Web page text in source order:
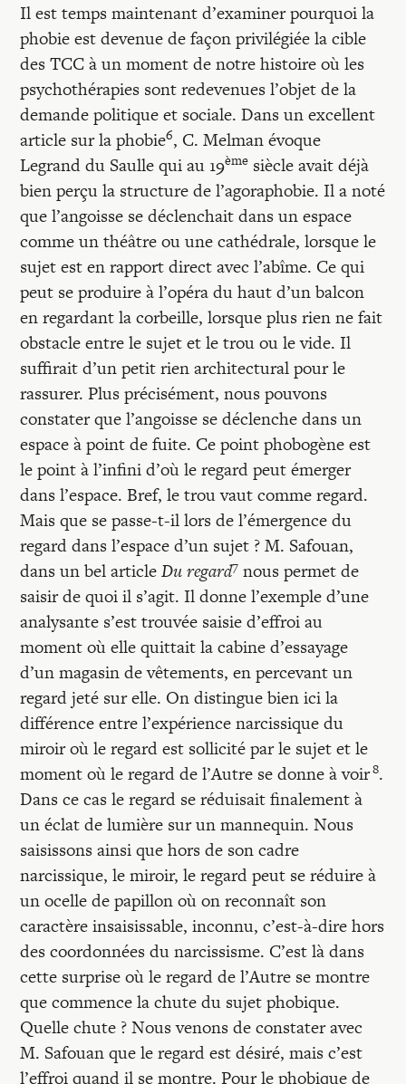
Il est temps maintenant d’examiner pourquoi la
phobie est devenue de façon privilégiée la cible
des TCC à un moment de notre histoire où les
psychothérapies sont redevenues l’objet de la
demande politique et sociale. Dans un excellent
article sur la phobie6, C. Melman évoque
Legrand du Saulle qui au 19ème siècle avait déjà
bien perçu la structure de l’agoraphobie. Il a noté
que l’angoisse se déclenchait dans un espace
comme un théâtre ou une cathédrale, lorsque le
sujet est en rapport direct avec l’abîme. Ce qui
peut se produire à l’opéra du haut d’un balcon
en regardant la corbeille, lorsque plus rien ne fait
obstacle entre le sujet et le trou ou le vide. Il
suffirait d’un petit rien architectural pour le
rassurer. Plus précisément, nous pouvons
constater que l’angoisse se déclenche dans un
espace à point de fuite. Ce point phobogène est
le point à l’infini d’où le regard peut émerger
dans l’espace. Bref, le trou vaut comme regard.
Mais que se passe-t-il lors de l’émergence du
regard dans l’espace d’un sujet ? M. Safouan,
dans un bel articleDu regard7 nous permet de
saisir de quoi il s’agit. Il donne l’exemple d’une
analysante s’est trouvée saisie d’effroi au
moment où elle quittait la cabine d’essayage
d’un magasin de vêtements, en percevant un
regard jeté sur elle. On distingue bien ici la
différence entre l’expérience narcissique du
miroir où le regard est sollicité par le sujet et le
moment où le regard de l’Autre se donne à voir8.
Dans ce cas le regard se réduisait finalement à
un éclat de lumière sur un mannequin. Nous
saisissons ainsi que hors de son cadre
narcissique, le miroir, le regard peut se réduire à
un ocelle de papillon où on reconnaît son
caractère insaisissable, inconnu, c’est-à-dire hors
des coordonnées du narcissisme. C’est là dans
cette surprise où le regard de l’Autre se montre
que commence la chute du sujet phobique.
Quelle chute ? Nous venons de constater avec
M. Safouan que le regard est désiré, mais c’est
l’effroi quand il se montre. Pour le phobique de